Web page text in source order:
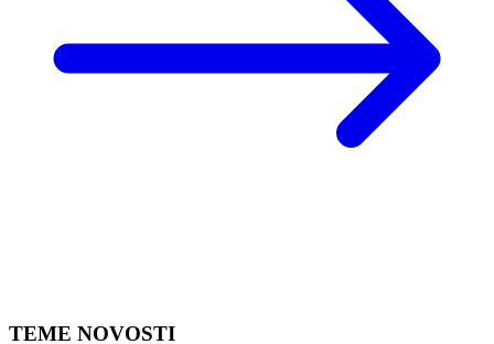
TEME NOVOSTI